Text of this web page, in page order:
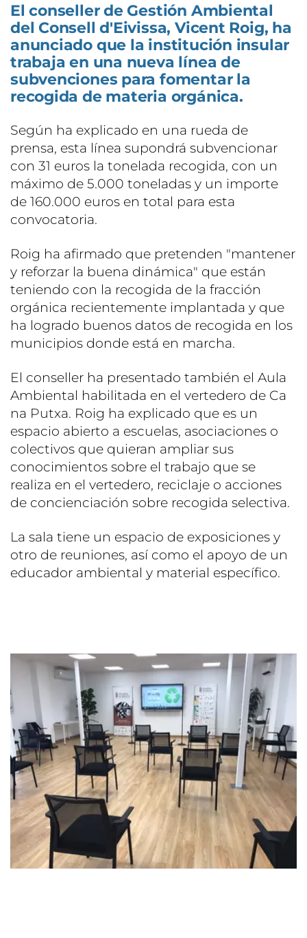
El conseller de Gestión Ambiental
del Consell d'Eivissa, Vicent Roig, ha
anunciado que la institución insular
trabaja en una nueva línea de
subvenciones para fomentar la
recogida de materia orgánica.
Según ha explicado en una rueda de
prensa, esta línea supondrá subvencionar
con 31 euros la tonelada recogida, con un
máximo de 5.000 toneladas y un importe
de 160.000 euros en total para esta
convocatoria.
Roig ha afirmado que pretenden "mantener
y reforzar la buena dinámica" que están
teniendo con la recogida de la fracción
orgánica recientemente implantada y que
ha logrado buenos datos de recogida en los
municipios donde está en marcha.
El conseller ha presentado también el Aula
Ambiental habilitada en el vertedero de Ca
na Putxa. Roig ha explicado que es un
espacio abierto a escuelas, asociaciones o
colectivos que quieran ampliar sus
conocimientos sobre el trabajo que se
realiza en el vertedero, reciclaje o acciones
de concienciación sobre recogida selectiva.
La sala tiene un espacio de exposiciones y
otro de reuniones, así como el apoyo de un
educador ambiental y material específico.